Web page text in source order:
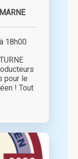
18h00
pour le
! Tout